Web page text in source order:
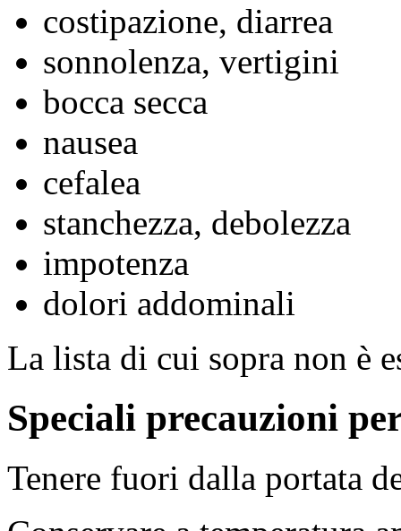
costipazione, diarrea
sonnolenza, vertigini
bocca secca
nausea
cefalea
stanchezza, debolezza
impotenza
dolori addominali
La lista di cui sopra non è
Speciali precauzioni
Tenere fuori dalla portata